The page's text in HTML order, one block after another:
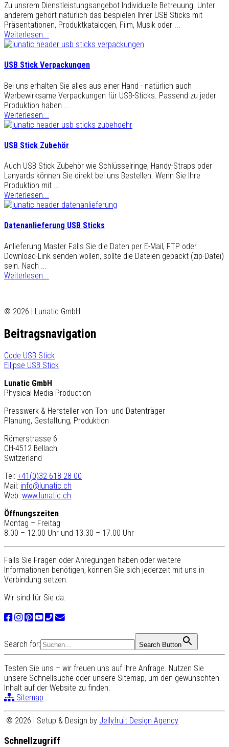
Zu unsrem Dienstleistungsangebot Individuelle Betreuung. Unter
anderem gehört natürlich das bespielen Ihrer USB Sticks mit
Präsentationen, Produktkatalogen, Film, Musik oder ...
Weiterlesen...
USB Stick Verpackungen
Bei uns erhalten Sie alles aus einer Hand - natürlich auch
Werbewirksame Verpackungen für USB-Sticks. Passend zu jeder
Produktion haben ...
Weiterlesen...
USB Stick Zubehör
Auch USB Stick Zubehör wie Schlüsselringe, Handy-Straps oder
Lanyards können Sie direkt bei uns Bestellen. Wenn Sie Ihre
Produktion mit ...
Weiterlesen...
Datenanlieferung USB Sticks
Anlieferung Master Falls Sie die Daten per E-Mail, FTP oder
Download-Link senden wollen, sollte die Dateien gepackt (zip-Datei)
sein. Nach ...
Weiterlesen...
© 2026 | Lunatic GmbH
Beitragsnavigation
Code USB Stick
Ellipse USB Stick
Lunatic GmbH
Physical Media Production
Presswerk & Hersteller von Ton- und Datenträger
Planung, Gestaltung, Produktion
Römerstrasse 6
CH-4512 Bellach
Switzerland
Tel: +41(0)32 618 28 00
Mail: info@lunatic.ch
Web: www.lunatic.ch
Öffnungszeiten
Montag – Freitag
8.00 – 12.00 Uhr und 13.30 – 17.00 Uhr
Falls Sie Fragen oder Anregungen haben oder weitere
Informationen benötigen, können Sie sich jederzeit mit uns in
Verbindung setzen.
Wir sind für Sie da.
Search for: Search Button
Testen Sie uns – wir freuen uns auf Ihre Anfrage. Nutzen Sie
unsere Schnellsuche oder unsere Sitemap, um den gewünschten
Inhalt auf der Website zu finden.
Sitemap
© 2026 | Setup & Design by Jellyfruit Design Agency
Schnellzugriff